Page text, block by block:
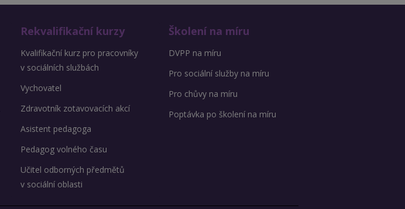
Rekvalifikační kurzy
Kvalifikační kurz pro pracovníky
v sociálních službách
Vychovatel
Zdravotník zotavovacích akcí
Asistent pedagoga
Pedagog volného času
Učitel odborných předmětů
v sociální oblasti
Školení na míru
DVPP na míru
Pro sociální služby na míru
Pro chůvy na míru
Poptávka po školení na míru